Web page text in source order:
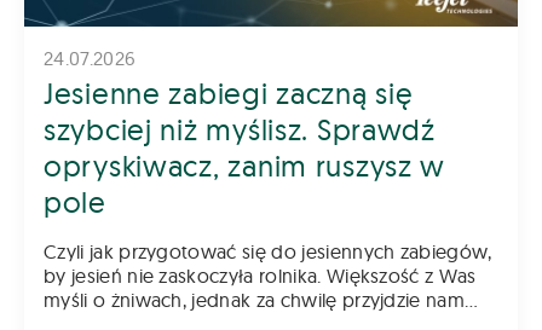
24.07.2026
Jesienne zabiegi zaczną się
szybciej niż myślisz. Sprawdź
opryskiwacz, zanim ruszysz w
pole
Czyli jak przygotować się do jesiennych zabiegów,
by jesień nie zaskoczyła rolnika. Większość z Was
myśli o żniwach, jednak za chwilę przyjdzie nam